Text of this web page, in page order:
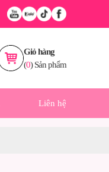
Giỏ hàng
(0) Sản phẩm
Liên hệ